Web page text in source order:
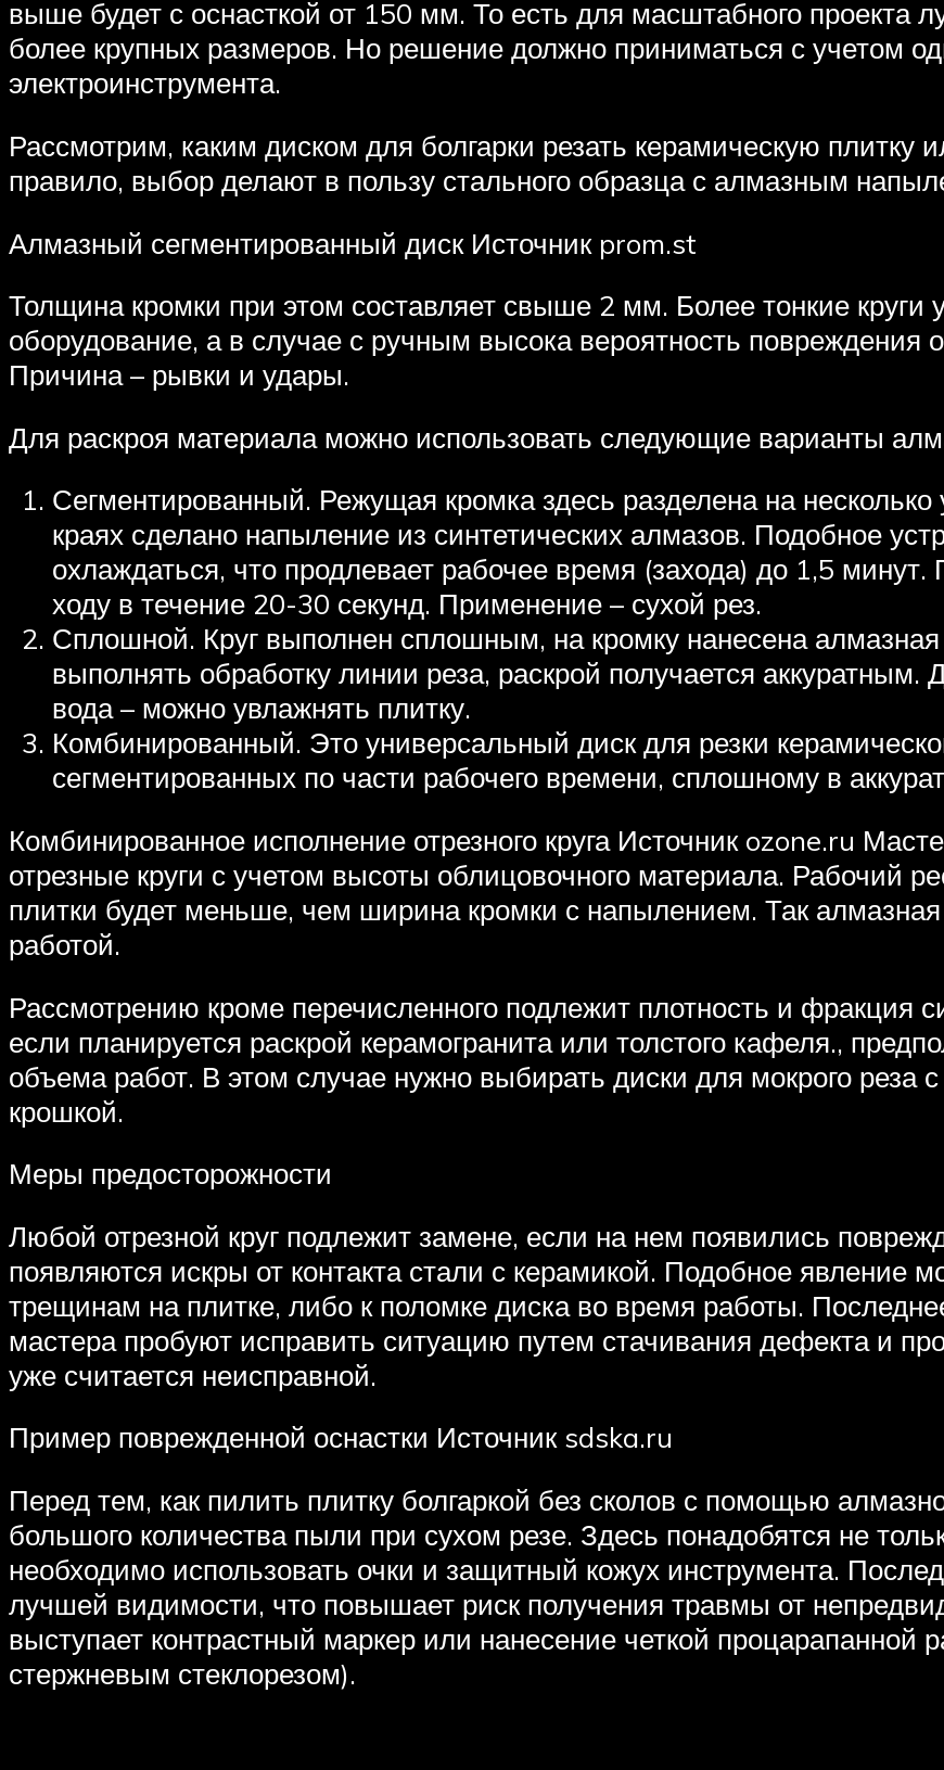
выше будет с оснасткой от 150 мм. То есть для масштабного проекта
более крупных размеров. Но решение должно приниматься с учетом
электроинструмента.
Рассмотрим, каким диском для болгарки резать керамическую плитку
правило, выбор делают в пользу стального образца с алмазным
Алмазный сегментированный диск Источник prom.st
Толщина кромки при этом составляет свыше 2 мм. Более тонкие круги
оборудование, а в случае с ручным высока вероятность повреждения
Причина – рывки и удары.
Для раскроя материала можно использовать следующие варианты
Сегментированный. Режущая кромка здесь разделена на
краях сделано напыление из синтетических алмазов. Подобное
охлаждаться, что продлевает рабочее время (захода) до 1,5
ходу в течение 20-30 секунд. Применение – сухой рез.
Сплошной. Круг выполнен сплошным, на кромку нанесена
выполнять обработку линии реза, раскрой получается
вода – можно увлажнять плитку.
Комбинированный. Это универсальный диск для резки
сегментированных по части рабочего времени, сплошному в
Комбинированное исполнение отрезного круга Источник ozone.ru
отрезные круги с учетом высоты облицовочного материала. Рабочий
плитки будет меньше, чем ширина кромки с напылением. Так
работой.
Рассмотрению кроме перечисленного подлежит плотность и фракция
если планируется раскрой керамогранита или толстого кафеля.,
объема работ. В этом случае нужно выбирать диски для мокрого реза
крошкой.
Меры предосторожности
Любой отрезной круг подлежит замене, если на нем появились
появляются искры от контакта стали с керамикой. Подобное явление
трещинам на плитке, либо к поломке диска во время работы.
мастера пробуют исправить ситуацию путем стачивания дефекта и
уже считается неисправной.
Пример поврежденной оснастки Источник sdska.ru
Перед тем, как пилить плитку болгаркой без сколов с помощью
большого количества пыли при сухом резе. Здесь понадобятся не
необходимо использовать очки и защитный кожух инструмента.
лучшей видимости, что повышает риск получения травмы от
выступает контрастный маркер или нанесение четкой процарапанной
стержневым стеклорезом).